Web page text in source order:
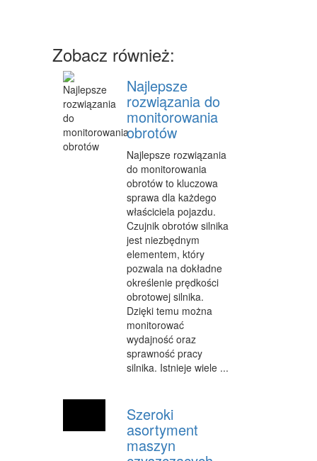
INNE SKLEPY
SPRZĘT
MASZYNY
NARZĘDZIA
PRZEMYSŁ METALOWY
PRZEWÓZ
TRANSPORT
CZĘŚCI SAMOCHODOWE
WYNAJEM
USŁUGI MOTORYZACYJNE
SALONY, KOMISY
AGENCJE REKLAMOWE
MATERIAŁY REKLAMOWE
Zobacz również:
Najlepsze
rozwiązania do
monitorowania
obrotów
Najlepsze rozwiązania
do monitorowania
obrotów to kluczowa
sprawa dla każdego
właściciela pojazdu.
Czujnik obrotów silnika
jest niezbędnym
elementem, który
pozwala na dokładne
określenie prędkości
obrotowej silnika.
Dzięki temu można
monitorować
wydajność oraz
sprawność pracy
silnika. Istnieje wiele ...
Szeroki
asortyment
maszyn